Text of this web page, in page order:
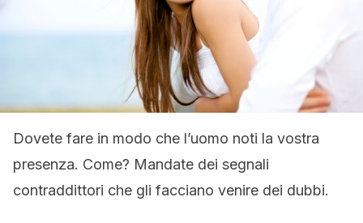
Dovete fare in modo che l’uomo noti la vostra
presenza. Come? Mandate dei segnali
contraddittori che gli facciano venire dei dubbi.